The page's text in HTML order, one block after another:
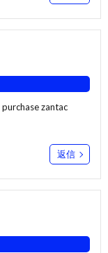
purchase zantac
返信